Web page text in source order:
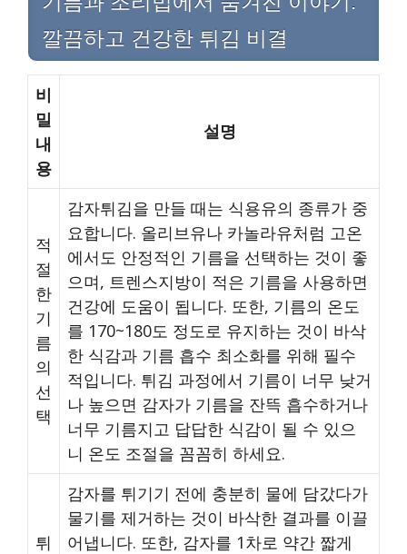
깔끔하고 건강한 튀김 비결
비
밀
내
용
설명
적
절
한
기
름
의
선
택
감자튀김을 만들 때는 식용유의 종류가 중
요합니다. 올리브유나 카놀라유처럼 고온
에서도 안정적인 기름을 선택하는 것이 좋
으며, 트렌스지방이 적은 기름을 사용하면
건강에 도움이 됩니다. 또한, 기름의 온도
를 170~180도 정도로 유지하는 것이 바삭
한 식감과 기름 흡수 최소화를 위해 필수
적입니다. 튀김 과정에서 기름이 너무 낮거
나 높으면 감자가 기름을 잔뜩 흡수하거나
너무 기름지고 답답한 식감이 될 수 있으
니 온도 조절을 꼼꼼히 하세요.
튀
감자를 튀기기 전에 충분히 물에 담갔다가
물기를 제거하는 것이 바삭한 결과를 이끌
어냅니다. 또한, 감자를 1차로 약간 짧게